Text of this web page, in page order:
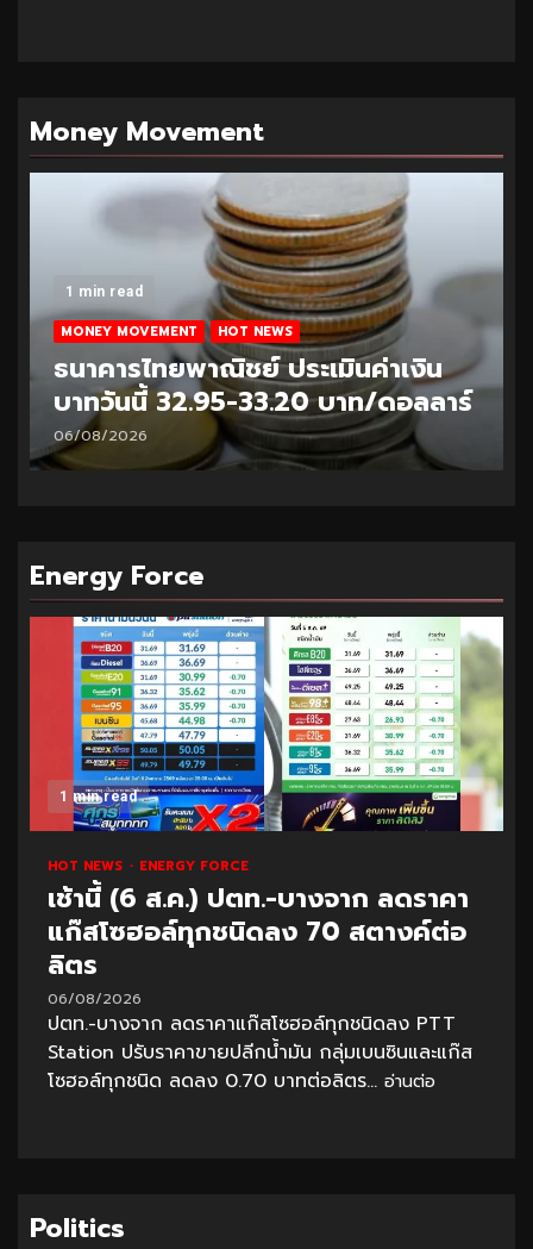
Money Movement
1 min read
MONEY MOVEMENT HOT NEWS
ธนาคารไทยพาณิชย์ ประเมินค่าเงิน
บาทวันนี้ 32.95-33.20 บาท/ดอลลาร์
06/08/2026
Energy Force
1 min read
HOT NEWS ENERGY FORCE
เช้านี้ (6 ส.ค.) ปตท.-บางจาก ลดราคา
แก๊สโซฮอล์ทุกชนิดลง 70 สตางค์ต่อ
ลิตร
06/08/2026
ปตท.-บางจาก ลดราคาแก๊สโซฮอล์ทุกชนิดลง PTT
Station ปรับราคาขายปลีกน้ำมัน กลุ่มเบนซินและแก๊ส
โซฮอล์ทุกชนิด ลดลง 0.70 บาทต่อลิตร... อ่านต่อ
Politics